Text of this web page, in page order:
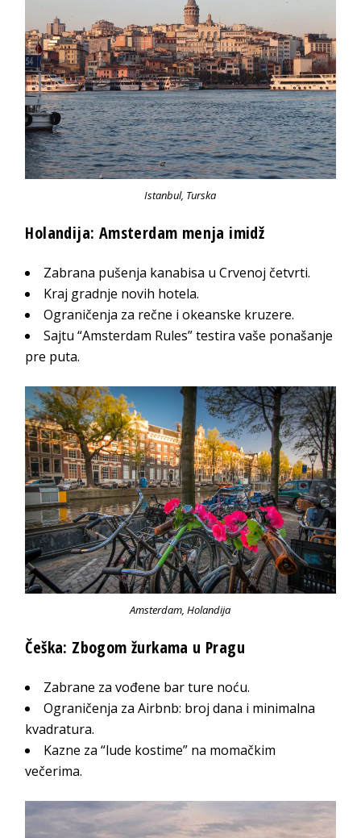
Istanbul, Turska
Holandija: Amsterdam menja imidž
Zabrana pušenja kanabisa u Crvenoj četvrti.
Kraj gradnje novih hotela.
Ograničenja za rečne i okeanske kruzere.
Sajtu “Amsterdam Rules” testira vaše ponašanje
pre puta.
Amsterdam, Holandija
Češka: Zbogom žurkama u Pragu
Zabrane za vođene bar ture noću.
Ograničenja za Airbnb: broj dana i minimalna
kvadratura.
Kazne za “lude kostime” na momačkim
večerima.